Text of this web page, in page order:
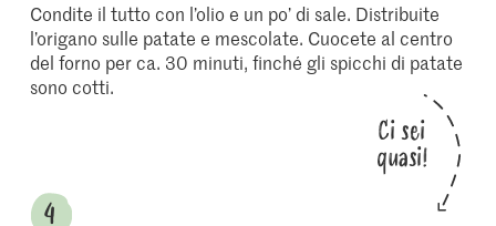
Condite il tutto con l’olio e un po’ di sale. Distribuite
l’origano sulle patate e mescolate. Cuocete al centro
del forno per ca. 30 minuti, finché gli spicchi di patate
sono cotti.
Ci sei
quasi!